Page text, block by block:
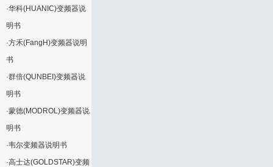
·华科(HUANIC)变频器说
明书
·方禾(FangH)变频器说明
书
·群倍(QUNBEI)变频器说
明书
·蒙德(MODROL)变频器说
明书
·韦尔变频器说明书
·高士达(GOLDSTAR)变频